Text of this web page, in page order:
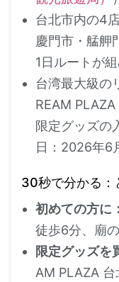
台北市内の4
慶門市・艋舺
1日ルートが
台湾最大級の
REAM PLAZA
限定グッズの
日：2026年6
30秒で分かる：
初めての方に：
徒歩6分、廟
限定グッズを
AM PLAZA 台